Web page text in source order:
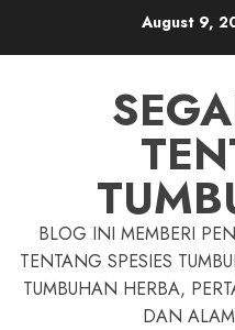
August 9,
BLOG INI MEMBERI
TENTANG SPESIES
TUMBUHAN HERBA,
DAN